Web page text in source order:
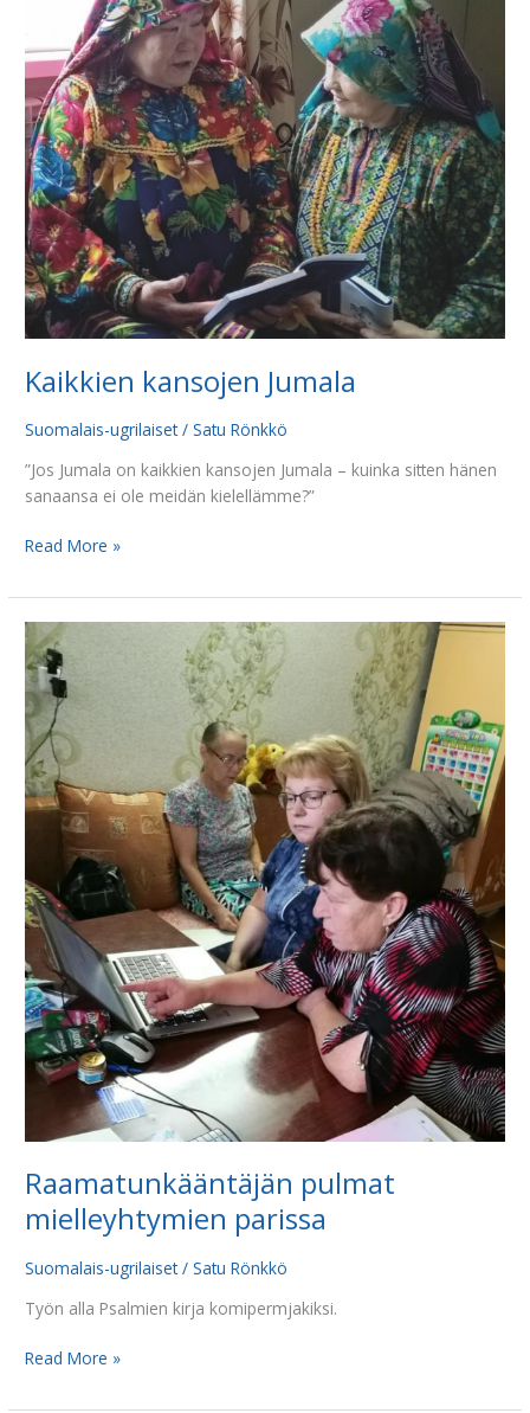
Kaikkien kansojen Jumala
Suomalais-ugrilaiset/Satu Rönkkö
”Jos Jumala on kaikkien kansojen Jumala – kuinka sitten hänen
sanaansa ei ole meidän kielellämme?”
Read More »
Raamatunkääntäjän pulmat
mielleyhtymien parissa
Suomalais-ugrilaiset/Satu Rönkkö
Työn alla Psalmien kirja komipermjakiksi.
Raamatunkääntäjän
pulmat
mielleyhtymien
parissa
Read More »